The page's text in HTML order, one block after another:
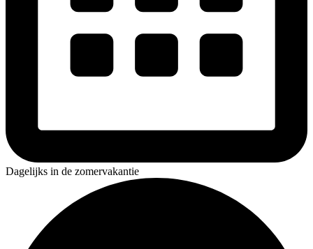
Dagelijks in de zomervakantie